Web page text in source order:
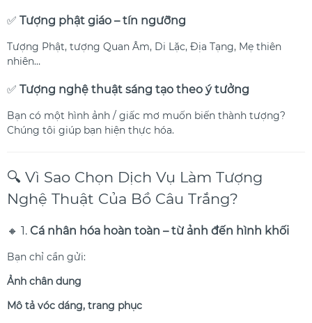
✅ Tượng phật giáo – tín ngưỡng
Tượng Phật, tượng Quan Âm, Di Lặc, Địa Tạng, Mẹ thiên
nhiên…
✅ Tượng nghệ thuật sáng tạo theo ý tưởng
Bạn có một hình ảnh / giấc mơ muốn biến thành tượng?
Chúng tôi giúp bạn hiện thực hóa.
🔍 Vì Sao Chọn Dịch Vụ Làm Tượng
Nghệ Thuật Của Bồ Câu Trắng?
🔸 1. Cá nhân hóa hoàn toàn – từ ảnh đến hình khối
Bạn chỉ cần gửi:
Ảnh chân dung
Mô tả vóc dáng, trang phục